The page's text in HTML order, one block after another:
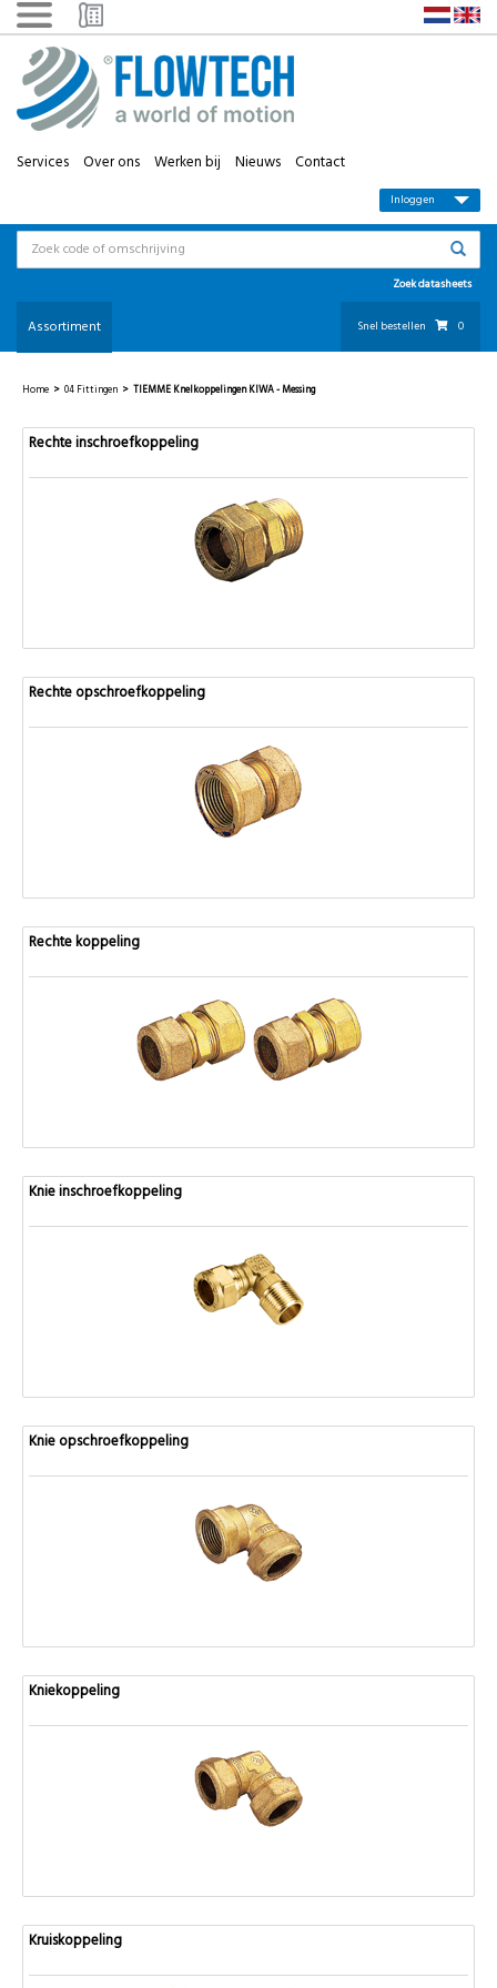
Services Over ons Werken bij Nieuws Contact
Inloggen
Assortiment
Zoek datasheets
Snel bestellen 0
Home > 04 Fittingen > TIEMME Knelkoppelingen KIWA - Messing
Rechte inschroefkoppeling
Rechte opschroefkoppeling
Rechte koppeling
Knie inschroefkoppeling
Knie opschroefkoppeling
Kniekoppeling
Kruiskoppeling